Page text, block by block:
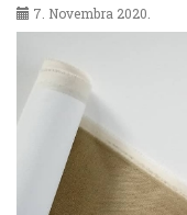
7. Novembra 2020.